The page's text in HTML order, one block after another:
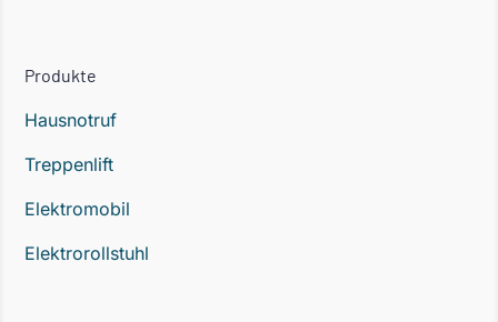
Produkte
Hausnotruf
Treppenlift
Elektromobil
Elektrorollstuhl